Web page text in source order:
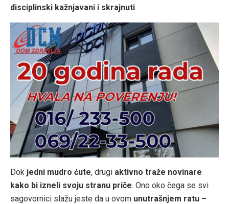
disciplinski kažnjavani i skrajnuti.
Dok jedni mudro ćute, drugi aktivno traže novinare
kako bi izneli svoju stranu priče. Ono oko čega se svi
sagovornici slažu jeste da u ovom unutrašnjem ratu –